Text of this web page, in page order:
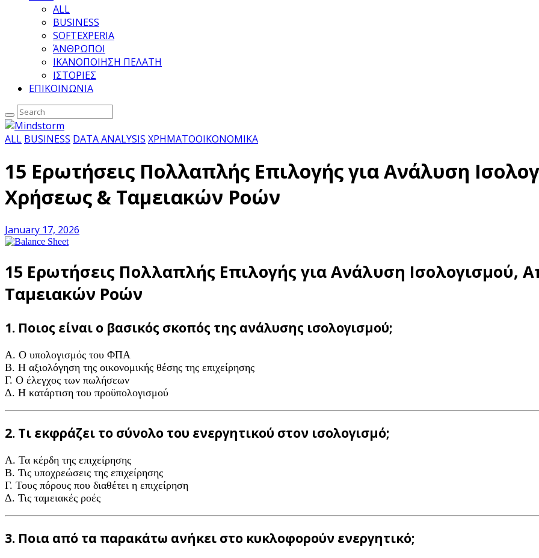
ALL
BUSINESS
SOFTEXPERIA
ΆΝΘΡΩΠΟΙ
ΙΚΑΝΟΠΟΙΗΣΗ ΠΕΛΑΤΗ
ΙΣΤΟΡΙΕΣ
ΕΠΙΚΟΙΝΩΝΙΑ
ALL BUSINESS DATA ANALYSIS ΧΡΗΜΑΤΟΟΙΚΟΝΟΜΙΚΑ
15 Ερωτήσεις Πολλαπλής Επιλογής για Ανάλυση
Χρήσεως & Ταμειακών Ροών
January 17, 2026
15 Ερωτήσεις Πολλαπλής Επιλογής για Ανάλυση Ισολογισμού,
Ταμειακών Ροών
1. Ποιος είναι ο βασικός σκοπός της ανάλυσης ισολογισμού;
A. Ο υπολογισμός του ΦΠΑ
B. Η αξιολόγηση της οικονομικής θέσης της επιχείρησης
Γ. Ο έλεγχος των πωλήσεων
Δ. Η κατάρτιση του προϋπολογισμού
2. Τι εκφράζει το σύνολο του ενεργητικού στον ισολογισμό;
A. Τα κέρδη της επιχείρησης
B. Τις υποχρεώσεις της επιχείρησης
Γ. Τους πόρους που διαθέτει η επιχείρηση
Δ. Τις ταμειακές ροές
3. Ποια από τα παρακάτω ανήκει στο κυκλοφορούν ενεργητικό;